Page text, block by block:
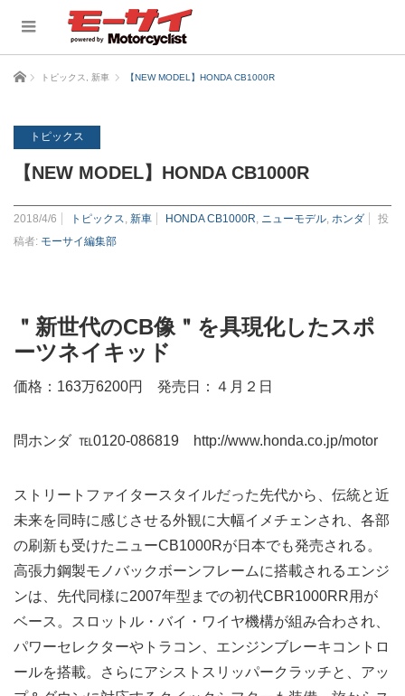
ホーム トピックス 新車 【NEW MODEL】HONDA CB1000R
トピックス
【NEW MODEL】HONDA CB1000R
2018/4/6 トピックス 新車 HONDA CB1000R ニューモデル ホンダ
投
稿者: モーサイ編集部
＂新世代のCB像＂を具現化したスポ
ーツネイキッド
価格：163万6200円 発売日：４月２日
問ホンダ ℡0120-086819 http://www.honda.co.jp/motor
ストリートファイタースタイルだった先代から、伝統と近
未来を同時に感じさせる外観に大幅イメチェンされ、各部
の刷新も受けたニューCB1000Rが日本でも発売される。
高張力鋼製モノバックボーンフレームに搭載されるエンジ
ンは、先代同様に2007年型までの初代CBR1000RR用が
ベース。スロットル・バイ・ワイヤ機構が組み合わされ、
パワーセレクターやトラコン、エンジンブレーキコントロ
ールを搭載。さらにアシストスリッパークラッチと、アッ